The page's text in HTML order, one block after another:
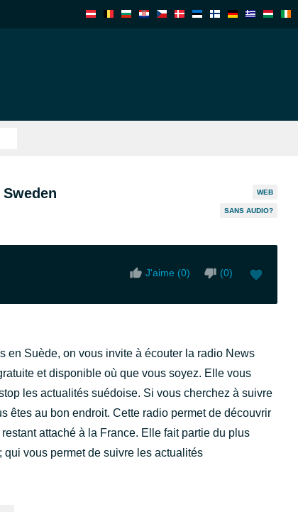
WEB
SANS AUDIO?
J'aime (0) (0)
en Suède, on vous invite à écouter la radio News
et disponible où que vous soyez. Elle vous
les actualités suédoise. Si vous cherchez à suivre
êtes au bon endroit. Cette radio permet de découvrir
attaché à la France. Elle fait partie du plus
vous permet de suivre les actualités